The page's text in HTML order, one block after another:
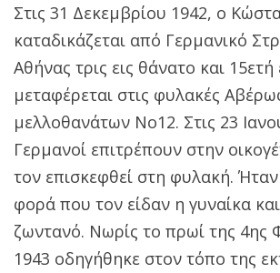
Στις 31 Δεκεμβρίου 1942, ο
καταδικάζεται από Γερμανικό
Αθήνας τρις εις θάνατο και 15ετή
μεταφέρεται στις φυλακές
μελλοθανάτων Νο12. Στις 23
Γερμανοί επιτρέπουν στην
τον επισκεφθεί στη φυλακή.
φορά που τον είδαν η γυναίκα
ζωντανό. Νωρίς το πρωί της 4ης
1943 οδηγήθηκε στον τόπο της